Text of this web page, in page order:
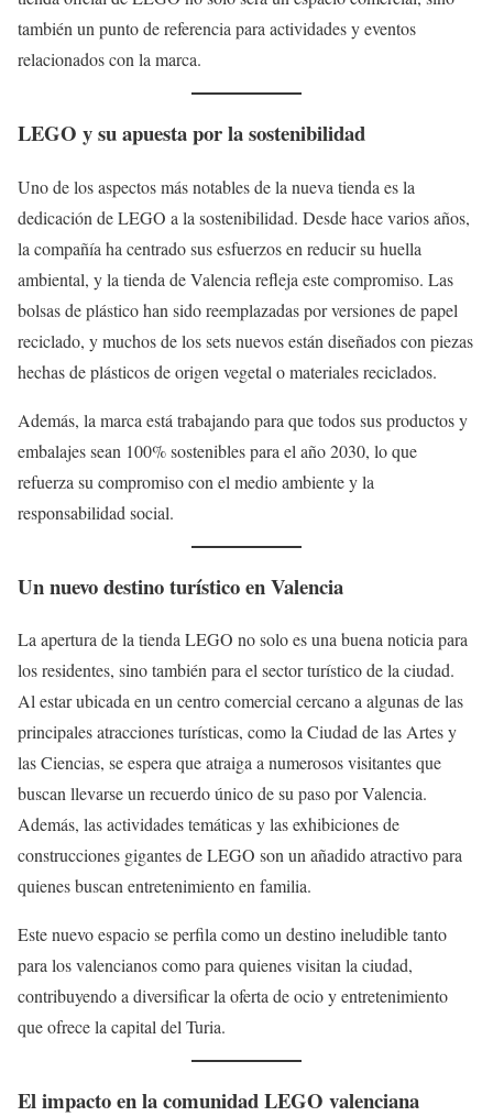
también un punto de referencia para actividades y eventos
relacionados con la marca.
LEGO y su apuesta por la sostenibilidad
Uno de los aspectos más notables de la nueva tienda es la
dedicación de LEGO a la sostenibilidad. Desde hace varios años,
la compañía ha centrado sus esfuerzos en reducir su huella
ambiental, y la tienda de Valencia refleja este compromiso. Las
bolsas de plástico han sido reemplazadas por versiones de papel
reciclado, y muchos de los sets nuevos están diseñados con piezas
hechas de plásticos de origen vegetal o materiales reciclados.
Además, la marca está trabajando para que todos sus productos y
embalajes sean 100% sostenibles para el año 2030, lo que
refuerza su compromiso con el medio ambiente y la
responsabilidad social.
Un nuevo destino turístico en Valencia
La apertura de la tienda LEGO no solo es una buena noticia para
los residentes, sino también para el sector turístico de la ciudad.
Al estar ubicada en un centro comercial cercano a algunas de las
principales atracciones turísticas, como la Ciudad de las Artes y
las Ciencias, se espera que atraiga a numerosos visitantes que
buscan llevarse un recuerdo único de su paso por Valencia.
Además, las actividades temáticas y las exhibiciones de
construcciones gigantes de LEGO son un añadido atractivo para
quienes buscan entretenimiento en familia.
Este nuevo espacio se perfila como un destino ineludible tanto
para los valencianos como para quienes visitan la ciudad,
contribuyendo a diversificar la oferta de ocio y entretenimiento
que ofrece la capital del Turia.
El impacto en la comunidad LEGO valenciana